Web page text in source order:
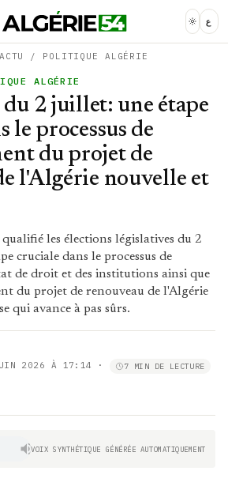
ع
/ POLITIQUE ALGÉRIE
ALGÉRIE
2 juillet: une étape
le processus de
du projet de
l'Algérie nouvelle et
les élections législatives du 2
cruciale dans le processus de
de droit et des institutions ainsi que
du projet de renouveau de l'Algérie
qui avance à pas sûrs.
2026 À 17:14 · 7 MIN DE LECTURE
VOIX SYNTHÉTIQUE GÉNÉRÉE AUTOMATIQUEMENT